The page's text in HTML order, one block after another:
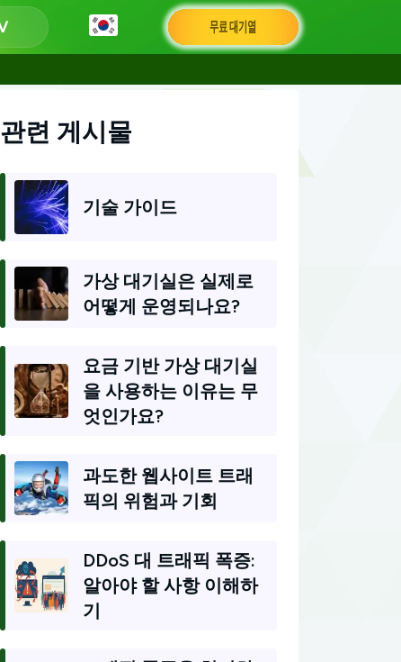
무료 대기열
관련 게시물
기술 가이드
가상 대기실은 실제로
어떻게 운영되나요?
요금 기반 가상 대기실
을 사용하는 이유는 무
엇인가요?
과도한 웹사이트 트래
픽의 위험과 기회
DDoS 대 트래픽 폭증:
알아야 할 사항 이해하
기